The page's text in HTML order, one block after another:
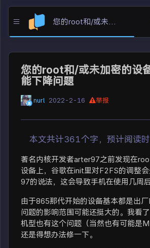
您的root和/或未加密的设备可能面临性能下降问题
您的root和/或未加密的设
能下降问题
nurl 2022-2-16 举报
本文共计361个字，预计阅读时
著名内核开发者arter97之前发现在
设备上，谷歌在init里对F2FS的调整
97的说法，这会导致手机在使用几周
由于865那代开始的设备基本都是出
问题的影响范围可能还挺大的。我看
机型也有这个问题（当然也有可能是
还是得想办法修一下。